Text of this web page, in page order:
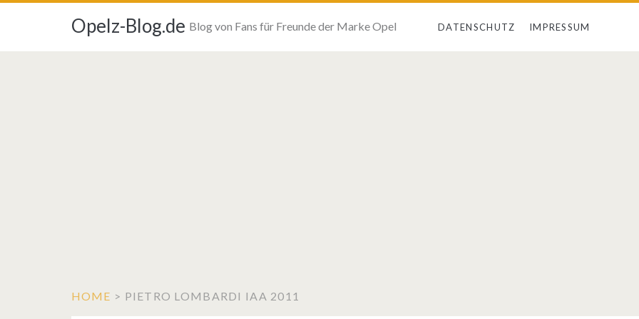
Opelz-Blog.de Blog von Fans für Freunde der Marke Opel DATENSCHUTZ IMPRESSUM
HOME > PIETRO LOMBARDI IAA 2011